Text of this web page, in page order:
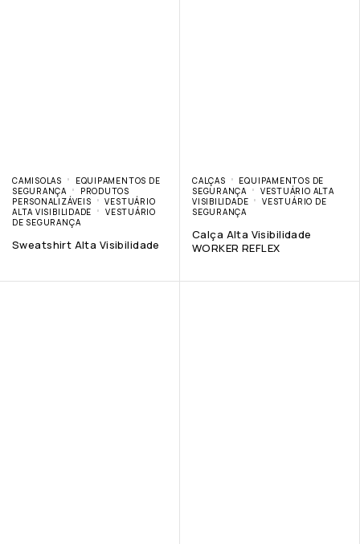
CAMISOLAS
EQUIPAMENTOS DE
SEGURANÇA
PRODUTOS
PERSONALIZÁVEIS
VESTUÁRIO
ALTA VISIBILIDADE
VESTUÁRIO
DE SEGURANÇA
Sweatshirt Alta Visibilidade
CALÇAS
EQUIPAMENTOS DE
SEGURANÇA
VESTUÁRIO ALTA
VISIBILIDADE
VESTUÁRIO DE
SEGURANÇA
Calça Alta Visibilidade
WORKER REFLEX